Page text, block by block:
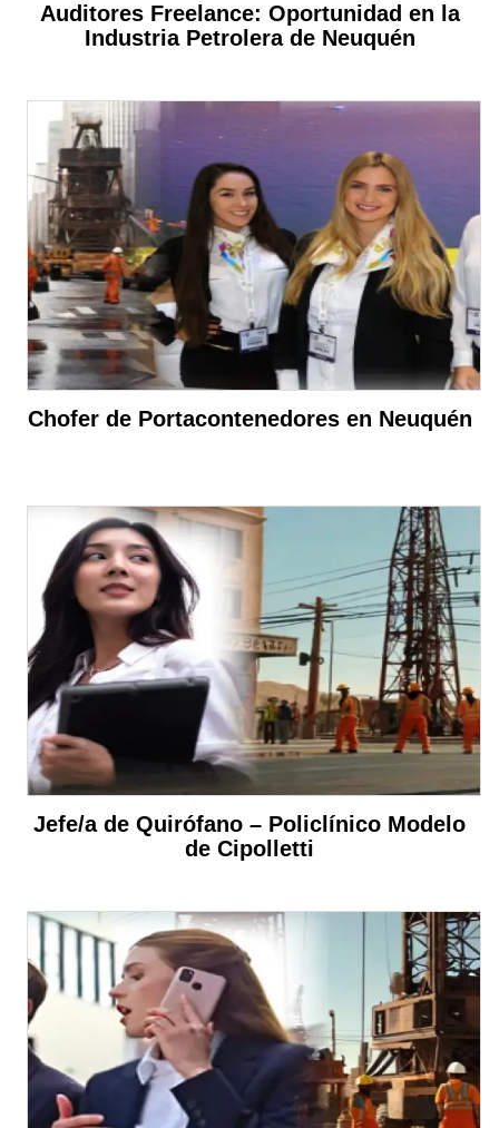
Auditores Freelance: Oportunidad en la
Industria Petrolera de Neuquén
Chofer de Portacontenedores en Neuquén
Jefe/a de Quirófano – Policlínico Modelo
de Cipolletti